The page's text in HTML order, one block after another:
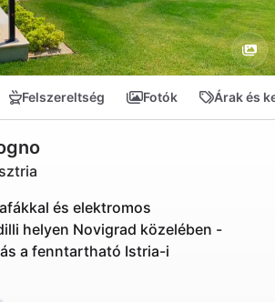
Felszereltség Fotók Árak és
és elektromos
helyen Novigrad közelében -
a fenntartható Istria-i